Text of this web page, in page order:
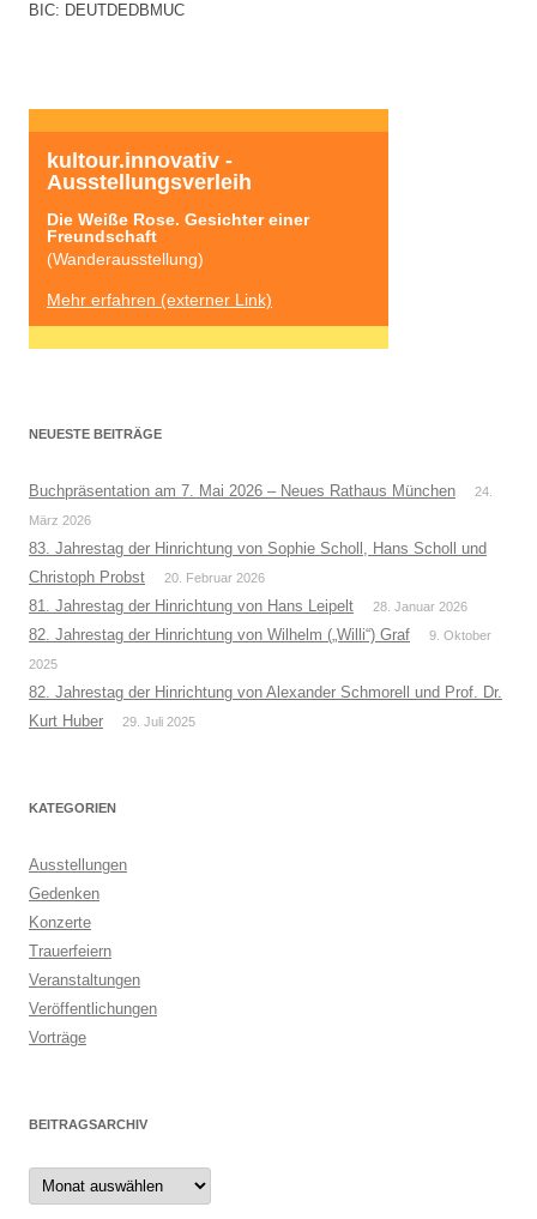
BIC: DEUTDEDBMUC
kultour.innovativ -
Ausstellungsverleih
Die Weiße Rose. Gesichter einer
Freundschaft
(Wanderausstellung)
Mehr erfahren (externer Link)
NEUESTE BEITRÄGE
Buchpräsentation am 7. Mai 2026 – Neues Rathaus München
24.
März 2026
83. Jahrestag der Hinrichtung von Sophie Scholl, Hans Scholl und
Christoph Probst
20. Februar 2026
81. Jahrestag der Hinrichtung von Hans Leipelt 28. Januar 2026
82. Jahrestag der Hinrichtung von Wilhelm („Willi“) Graf
9. Oktober
2025
82. Jahrestag der Hinrichtung von Alexander Schmorell und Prof. Dr.
Kurt Huber
29. Juli 2025
KATEGORIEN
Ausstellungen
Gedenken
Konzerte
Trauerfeiern
Veranstaltungen
Veröffentlichungen
Vorträge
BEITRAGSARCHIV
Beitragsarchiv